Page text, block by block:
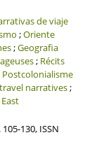
de viaje
;Oriente
;Geografia
; Récits
Postcolonialisme
narratives;
105-130, ISSN